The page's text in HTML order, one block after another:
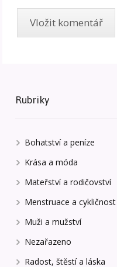
Rubriky
Bohatství a peníze
Krása a móda
Mateřství a rodičovství
Menstruace a cykličnost
Muži a mužství
Nezařazeno
Radost, štěstí a láska